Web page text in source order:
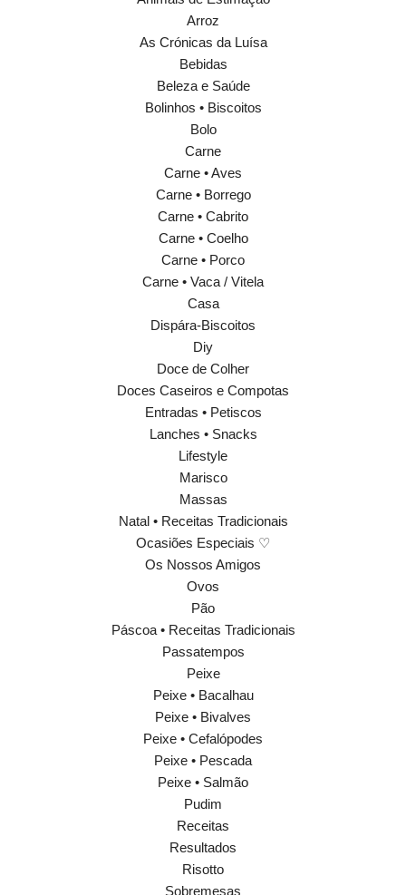
Arroz
As Crónicas da Luísa
Bebidas
Beleza e Saúde
Bolinhos • Biscoitos
Bolo
Carne
Carne • Aves
Carne • Borrego
Carne • Cabrito
Carne • Coelho
Carne • Porco
Carne • Vaca / Vitela
Casa
Dispára-Biscoitos
Diy
Doce de Colher
Doces Caseiros e Compotas
Entradas • Petiscos
Lanches • Snacks
Lifestyle
Marisco
Massas
Natal • Receitas Tradicionais
Ocasiões Especiais ♡
Os Nossos Amigos
Ovos
Pão
Páscoa • Receitas Tradicionais
Passatempos
Peixe
Peixe • Bacalhau
Peixe • Bivalves
Peixe • Cefalópodes
Peixe • Pescada
Peixe • Salmão
Pudim
Receitas
Resultados
Risotto
Sobremesas